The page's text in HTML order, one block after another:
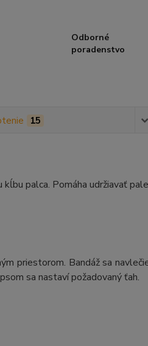
Odborné
poradenstvo
15
palca. Pomáha udržiavať
priestorom. Bandáž sa
sa nastaví požadovaný ťah.